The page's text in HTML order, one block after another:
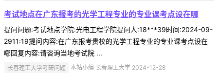
考试地点在广东报考的光学工程专业的专业课考点设在哪
提问问题:考试地点学院:光电工程学院提问人:18***39时间:2024-09-
2911:19提问内容:在广东报考贵校的光学工程专业的专业课考点设在
哪回复内容:请咨询当地考试院 ...
长春理工大学考研问题 本站小编 长春理工大学 2024-12-28